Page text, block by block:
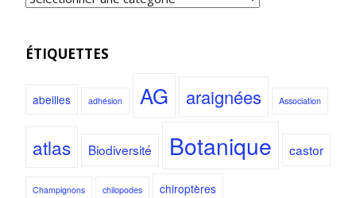
ÉTIQUETTES
abeilles adhésion AG araignées Association
atlas Biodiversité Botanique castor
Champignons chilopodes chiroptères